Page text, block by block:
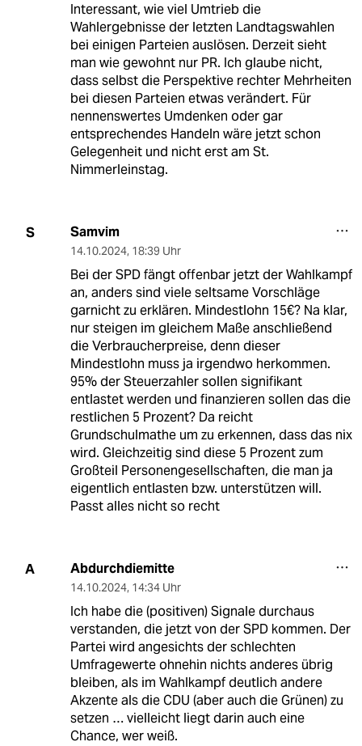
Interessant, wie viel Umtrieb die
Wahlergebnisse der letzten Landtagswahlen
bei einigen Parteien auslösen. Derzeit sieht
man wie gewohnt nur PR. Ich glaube nicht,
dass selbst die Perspektive rechter Mehrheiten
bei diesen Parteien etwas verändert. Für
nennenswertes Umdenken oder gar
entsprechendes Handeln wäre jetzt schon
Gelegenheit und nicht erst am St.
Nimmerleinstag.
S Samvim
14.10.2024, 18:39 Uhr
Bei der SPD fängt offenbar jetzt der Wahlkampf
an, anders sind viele seltsame Vorschläge
garnicht zu erklären. Mindestlohn 15€? Na klar,
nur steigen im gleichem Maße anschließend
die Verbraucherpreise, denn dieser
Mindestlohn muss ja irgendwo herkommen.
95% der Steuerzahler sollen signifikant
entlastet werden und finanzieren sollen das die
restlichen 5 Prozent? Da reicht
Grundschulmathe um zu erkennen, dass das nix
wird. Gleichzeitig sind diese 5 Prozent zum
Großteil Personengesellschaften, die man ja
eigentlich entlasten bzw. unterstützen will.
Passt alles nicht so recht
A Abdurchdiemitte
14.10.2024, 14:34 Uhr
Ich habe die (positiven) Signale durchaus
verstanden, die jetzt von der SPD kommen. Der
Partei wird angesichts der schlechten
Umfragewerte ohnehin nichts anderes übrig
bleiben, als im Wahlkampf deutlich andere
Akzente als die CDU (aber auch die Grünen) zu
setzen … vielleicht liegt darin auch eine
Chance, wer weiß.